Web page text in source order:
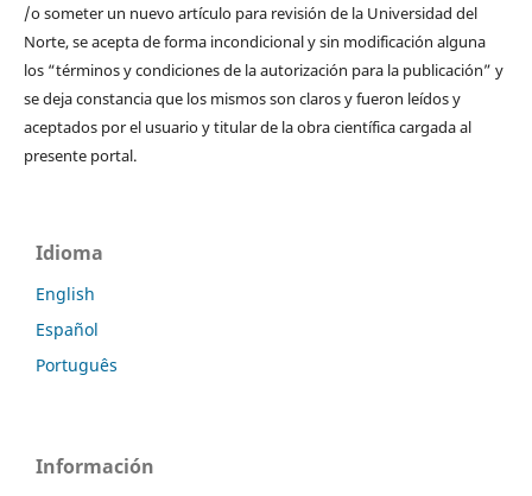
/o someter un nuevo artículo para revisión de la Universidad del
Norte, se acepta de forma incondicional y sin modificación alguna
los “términos y condiciones de la autorización para la publicación” y
se deja constancia que los mismos son claros y fueron leídos y
aceptados por el usuario y titular de la obra científica cargada al
presente portal.
Idioma
English
Español
Português
Información